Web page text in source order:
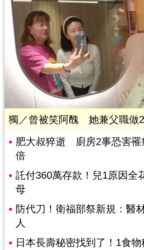
獨／曾被笑阿醜 她兼父職做
肥大叔猝逝 廚房2事恐害罹
倍
託付360萬存款！兒1原因全
母
防代刀！衛福部祭新規：醫
人
日本長壽秘密找到了！1食